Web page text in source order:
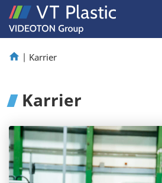
| Karrier
Karrier